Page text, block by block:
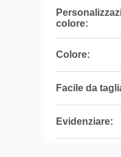
colore:
Colore:
Facile da
Evidenziare: